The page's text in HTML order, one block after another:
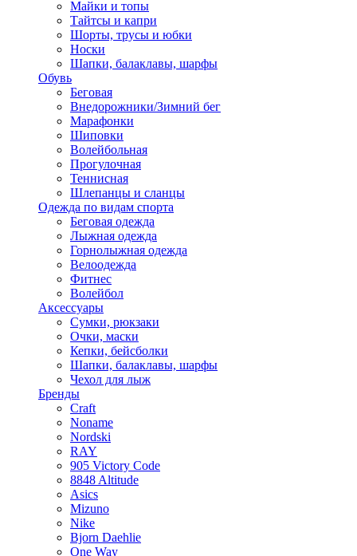
Майки и топы
Тайтсы и капри
Шорты, трусы и юбки
Носки
Шапки, балаклавы, шарфы
Обувь
Беговая
Внедорожники/Зимний бег
Марафонки
Шиповки
Волейбольная
Прогулочная
Теннисная
Шлепанцы и сланцы
Одежда по видам спорта
Беговая одежда
Лыжная одежда
Горнолыжная одежда
Велоодежда
Фитнес
Волейбол
Аксессуары
Сумки, рюкзаки
Очки, маски
Кепки, бейсболки
Шапки, балаклавы, шарфы
Чехол для лыж
Бренды
Craft
Noname
Nordski
RAY
905 Victory Code
8848 Altitude
Asics
Mizuno
Nike
Bjorn Daehlie
One Way